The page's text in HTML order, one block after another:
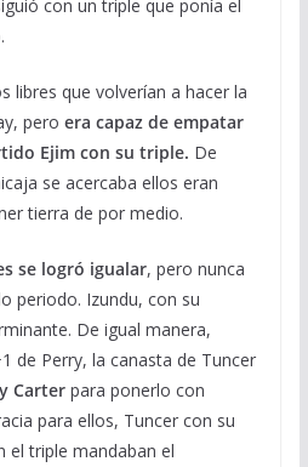
con un triple que ponía el
libres que volverían a hacer la
pero era capaz de empatar
Ejim con su triple. De
se acercaba ellos eran
tierra de por medio.
se logró igualar, pero nunca
periodo. Izundu, con su
De igual manera,
de Perry, la canasta de Tuncer
Carterpara ponerlo con
para ellos, Tuncer con su
el triple mandaban el